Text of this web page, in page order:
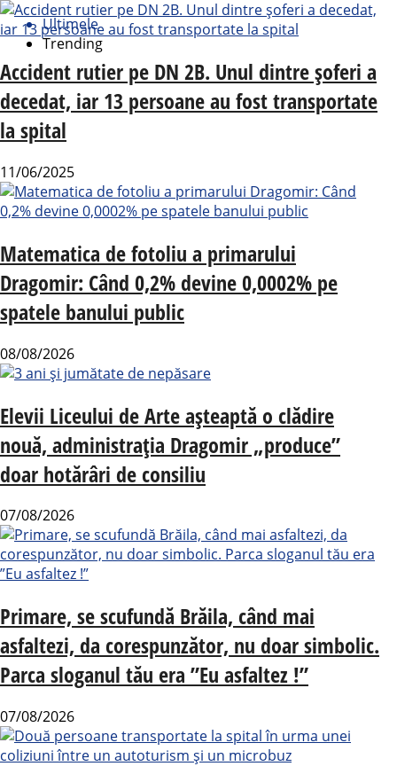
Ultimele
Trending
Accident rutier pe DN 2B. Unul dintre șoferi a
decedat, iar 13 persoane au fost transportate
la spital
11/06/2025
Matematica de fotoliu a primarului
Dragomir: Când 0,2% devine 0,0002% pe
spatele banului public
08/08/2026
Elevii Liceului de Arte așteaptă o clădire
nouă, administrația Dragomir „produce”
doar hotărâri de consiliu
07/08/2026
Primare, se scufundă Brăila, când mai
asfaltezi, da corespunzător, nu doar simbolic.
Parca sloganul tău era ”Eu asfaltez !”
07/08/2026